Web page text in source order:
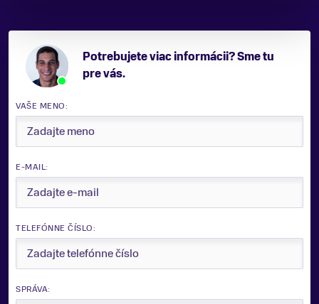
Potrebujete viac informácii? Sme tu
pre vás.
VAŠE MENO:
E-MAIL:
TELEFÓNNE ČÍSLO:
SPRÁVA: